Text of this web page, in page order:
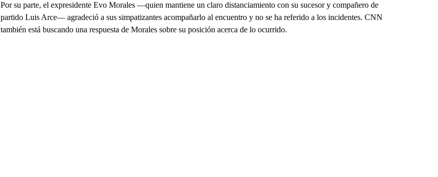
Por su parte, el expresidente Evo Morales —quien mantiene un claro distanciamiento con su sucesor y compañero de
partido Luis Arce— agradeció a sus simpatizantes acompañarlo al encuentro y no se ha referido a los incidentes. CNN
también está buscando una respuesta de Morales sobre su posición acerca de lo ocurrido.